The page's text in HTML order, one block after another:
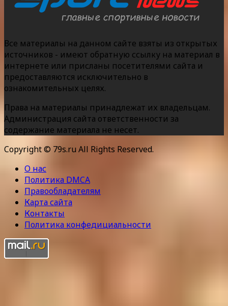
Все материалы на данном сайте взяты из открытых
источников - имеют обратную ссылку на материал в
интернете или присланы посетителями сайта и
предоставляются исключительно в
ознакомительных целях.
Права на материалы принадлежат их владельцам.
Администрация сайта ответственности за
содержание материала не несет.
Copyright © 79s.ru All Rights Reserved.
О нас
Политика DMCA
Правообладателям
Карта сайта
Контакты
Политика конфедициальности